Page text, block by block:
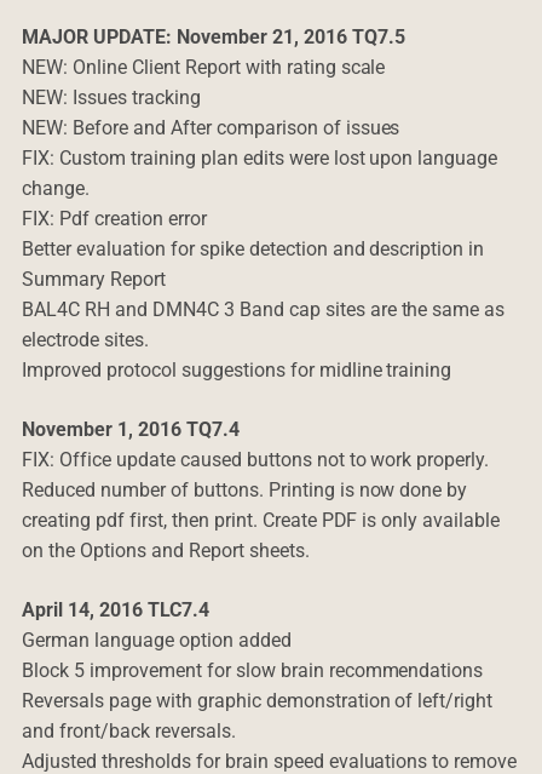
MAJOR UPDATE: November 21, 2016 TQ7.5
NEW: Online Client Report with rating scale
NEW: Issues tracking
NEW: Before and After comparison of issues
FIX: Custom training plan edits were lost upon language
change.
FIX: Pdf creation error
Better evaluation for spike detection and description in
Summary Report
BAL4C RH and DMN4C 3 Band cap sites are the same as
electrode sites.
Improved protocol suggestions for midline training
November 1, 2016 TQ7.4
FIX: Office update caused buttons not to work properly.
Reduced number of buttons. Printing is now done by
creating pdf first, then print. Create PDF is only available
on the Options and Report sheets.
April 14, 2016 TLC7.4
German language option added
Block 5 improvement for slow brain recommendations
Reversals page with graphic demonstration of left/right
and front/back reversals.
Adjusted thresholds for brain speed evaluations to remove